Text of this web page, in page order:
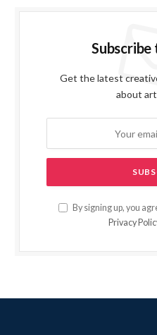
Get the latest
about
By signing up, you
Privacy